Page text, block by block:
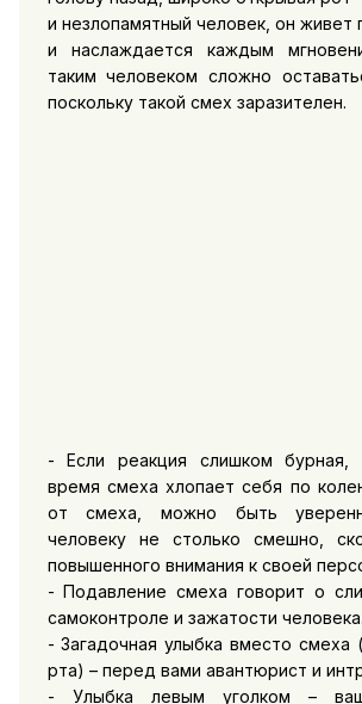
и незлопамятный человек, он живет
и наслаждается каждым
таким человеком сложно
поскольку такой смех заразителен.
- Если реакция слишком бурная,
время смеха хлопает себя по
от смеха, можно быть
человеку не столько смешно,
повышенного внимания к своей
- Подавление смеха говорит о
самоконтроле и зажатости человека.
- Загадочная улыбка вместо смеха
рта) – перед вами авантюрист и
- Улыбка левым уголком –